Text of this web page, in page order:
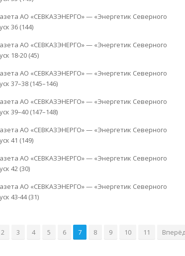
АО «СЕВКАЗЭНЕРГО» — «Энергетик Северного
36 (144)
АО «СЕВКАЗЭНЕРГО» — «Энергетик Северного
18-20 (45)
АО «СЕВКАЗЭНЕРГО» — «Энергетик Северного
37–38 (145–146)
АО «СЕВКАЗЭНЕРГО» — «Энергетик Северного
39–40 (147–148)
АО «СЕВКАЗЭНЕРГО» — «Энергетик Северного
41 (149)
АО «СЕВКАЗЭНЕРГО» — «Энергетик Северного
42 (30)
АО «СЕВКАЗЭНЕРГО» — «Энергетик Северного
43-44 (31)
2 3 4 5 6 7 8 9 10 11